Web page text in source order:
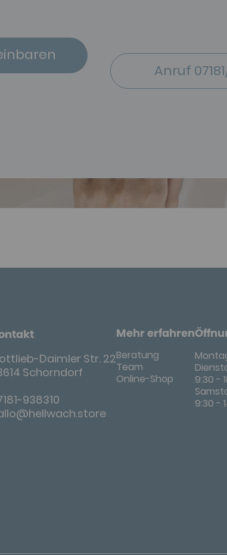
Anruf
Daimler Str. 22
Schorndorf
938310
Mehr erfahren
Beratung
Team
Online-Shop
9:30 -
9:30 -